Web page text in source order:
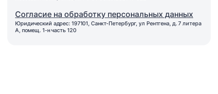
Согласие на обработку персональных данных
Юридический адрес: 197101, Санкт-Петербург, ул Рентгена, д. 7 литера
А, помещ. 1-н часть 120